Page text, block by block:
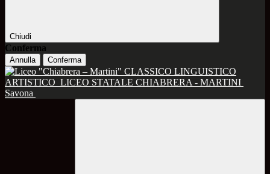
Chiudi
Conferma
Annulla Conferma
CLASSICO LINGUISTICO
ARTISTICO LICEO STATALE CHIABRERA - MARTINI
Savona